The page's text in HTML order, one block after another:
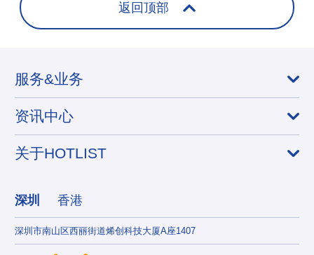
返回顶部
服务&业务
资讯中心
关于HOTLIST
深圳 香港
深圳市南山区西丽街道烯创科技大厦A座1407